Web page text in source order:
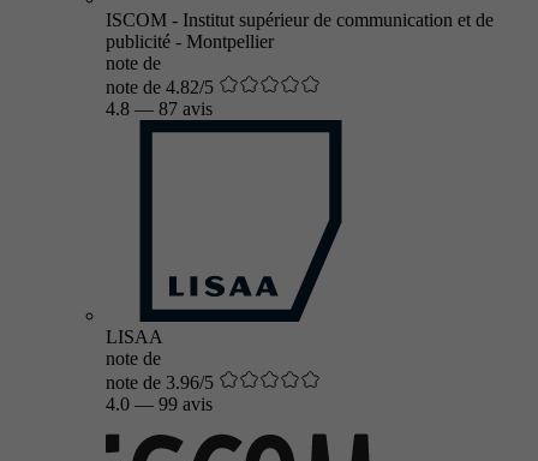
ISCOM - Institut supérieur de communication et de
publicité - Montpellier
note de
note de 4.82/5
4.8 — 87 avis
LISAA
note de
note de 3.96/5
4.0 — 99 avis